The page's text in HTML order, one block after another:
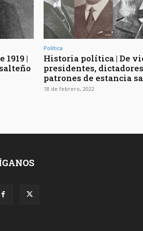
1919 |
Política
Historia política | De
presidentes,
patrones de estancia
18 de febrero, 2022